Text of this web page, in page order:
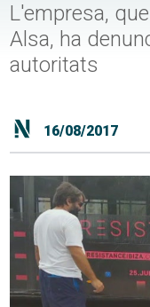
L'empresa,
Alsa, ha
autoritats
16/08/2017